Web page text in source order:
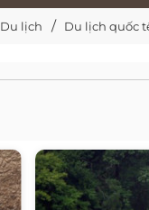
Du lịch Du lịch quốc